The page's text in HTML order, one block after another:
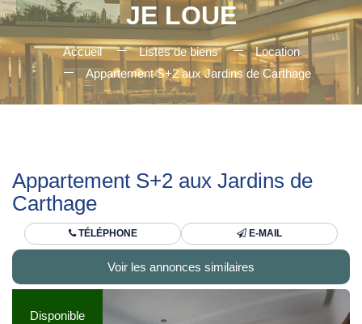
JE LOUE
Accueil Listes de biens
Location
Appartement S+2 aux Jardins de Carthage
Appartement S+2 aux Jardins de
Carthage
TÉLÉPHONE E-MAIL
Voir les annonces similaires
Disponible